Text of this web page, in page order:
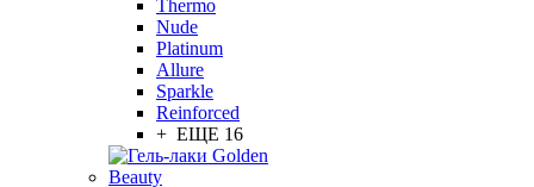
Thermo
Nude
Platinum
Allure
Sparkle
Reinforced
+ ЕЩЕ 16